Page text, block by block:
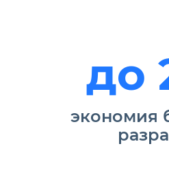
до
экономия